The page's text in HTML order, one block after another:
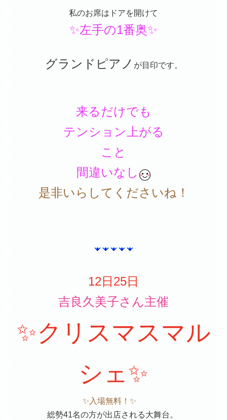
私のお席はドアを開けて
✨左手の1番奥✨
グランドピアノ が目印です。
来るだけでも
テンション上がる
こと
間違いなし
是非いらしてくださいね！
12日25日
吉良久美子さん主催
✨クリスマスマル
シェ✨
✨入場無料！✨
総勢41名の方が出店される大舞台。